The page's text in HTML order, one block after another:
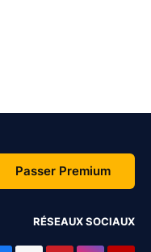
Passer Premium
RÉSEAUX SOCIAUX